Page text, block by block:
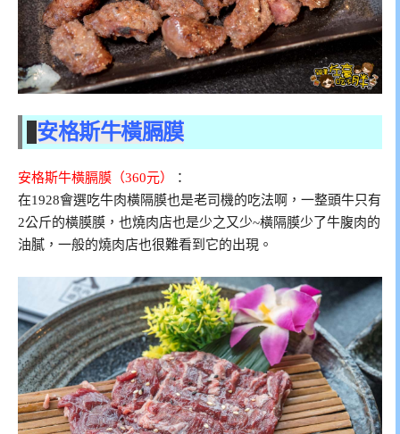
安格斯牛橫膈膜
安格斯牛橫膈膜（360元）
：
在1928會選吃牛肉橫隔膜也是老司機的吃法啊，一整頭牛只有
2公斤的橫膜膜，也燒肉店也是少之又少~橫隔膜少了牛腹肉的
油膩，一般的燒肉店也很難看到它的出現。